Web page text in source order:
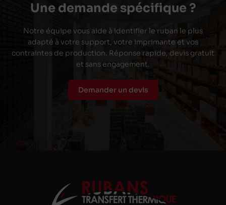
Une demande spécifique ?
Notre équipe vous aide à identifier le ruban le plus
adapté à votre support, votre imprimante et vos
contraintes de production. Réponse rapide, devis gratuit
et sans engagement.
Demander un devis